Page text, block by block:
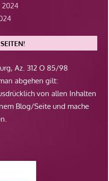
2024
Az. 312 O 85/98
abgehen gilt:
von allen Inhalten
Blog/Seite und mache